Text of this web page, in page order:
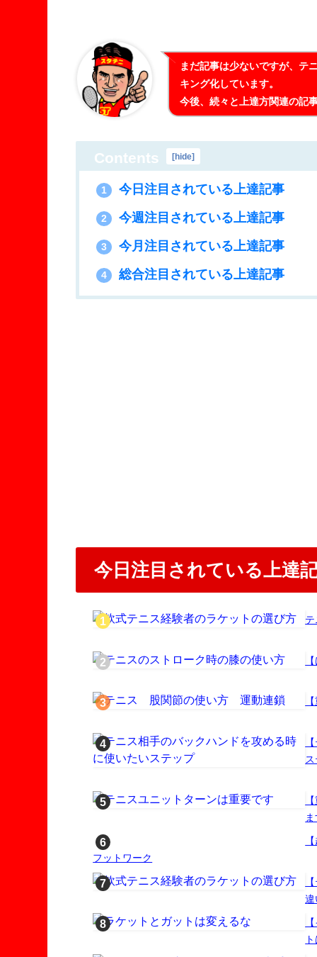
まだ記事は少ないですが、テ
キング化しています。
今後、続々と上達方関連の記
Contents [hide]
1 今日注目されている上達記事
2 今週注目されている上達記事
3 今月注目されている上達記事
4 総合注目されている上達記事
今日注目されている上達
フットワーク
違